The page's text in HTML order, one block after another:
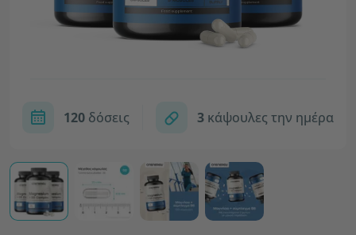
120 δόσεις 3 κάψουλες την ημέρα